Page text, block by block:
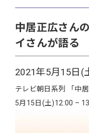
中居正広さん
イさんが語る
2021年5月15日(
テレビ朝日系列 「中
5月 15 日(土)12:00 –